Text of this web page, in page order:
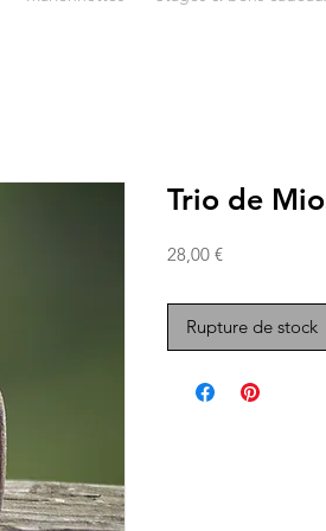
Trio de
28,00 €Prix
Rupture de stock